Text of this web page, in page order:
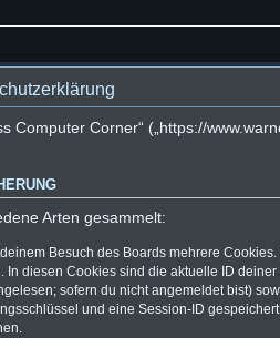
Computer Corner“ („https://
Arten gesammelt:
Besuch des Boards mehrere
In diesen Cookies sind die aktuelle ID
sofern du nicht angemeldet bist)
und eine Session-ID